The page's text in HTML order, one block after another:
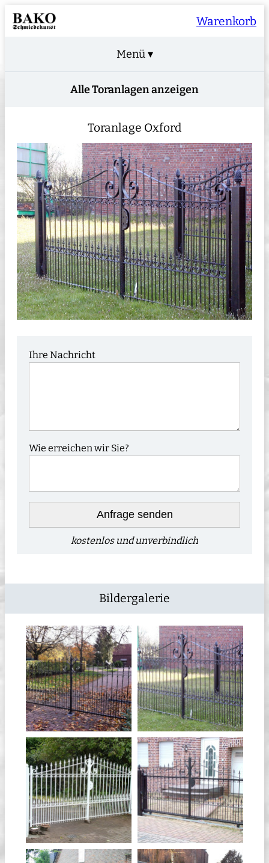
Warenkorb
Menü ▾
Alle Toranlagen anzeigen
Toranlage Oxford
Ihre Nachricht
Wie erreichen wir Sie?
Anfrage senden
kostenlos und unverbindlich
Bildergalerie